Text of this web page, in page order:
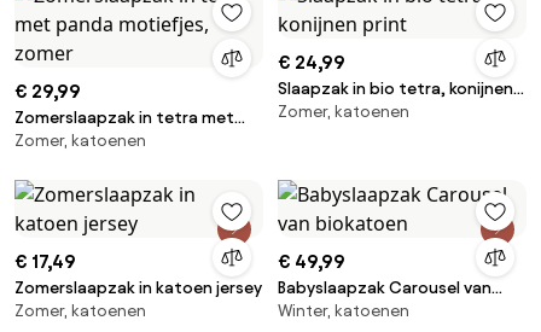
€ 29,99
Zomerslaapzak in tetra met
panda motiefjes, zomer
Zomer, katoenen
€ 24,99
Slaapzak in bio tetra, konijnen
print
Zomer, katoenen
€ 17,49
Zomerslaapzak in katoen jersey
Zomer, katoenen
€ 49,99
Babyslaapzak Carousel van
biokatoen
Winter, katoenen